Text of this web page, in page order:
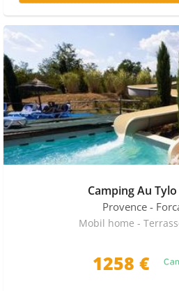
Camping Au
Provence -
Mobil home -
1258 €